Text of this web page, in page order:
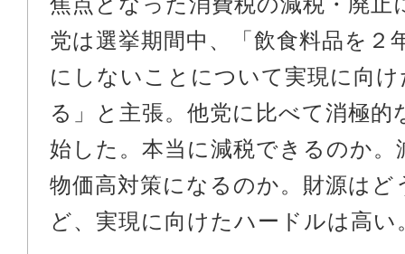
党は選挙期間中、「飲食料品を２
にしないことについて実現に向
る」と主張。他党に比べて消極的
始した。本当に減税できるのか。
物価高対策になるのか。財源はど
ど、実現に向けたハードルは高い